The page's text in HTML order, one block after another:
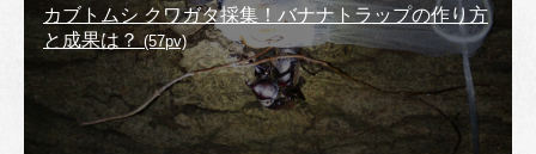
カブトムシ クワガタ採集！バナナトラップの作り方
と成果は？ (57pv)